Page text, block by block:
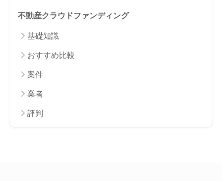
不動産クラウドファンディング
基礎知識
おすすめ比較
案件
業者
評判